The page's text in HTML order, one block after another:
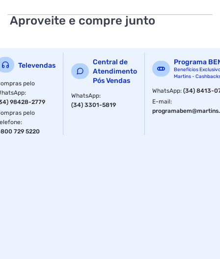
Aproveite e compre junto
Televendas
pelo
:
98428-2779
pelo
:
729 5220
Central de
Atendimento
Pós Vendas
WhatsApp:
(34) 3301-5819
Programa
Benefícios
Martins -
WhatsApp:(34) 8413-
E-mail: